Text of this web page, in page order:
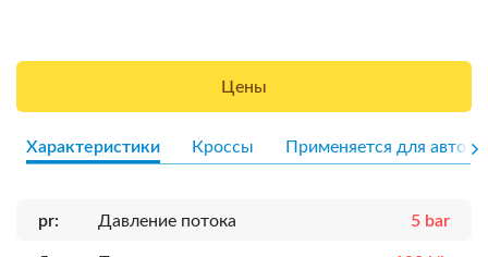
Цены
Характеристики Кроссы Применяется для авто
pr: Давление потока 5 bar